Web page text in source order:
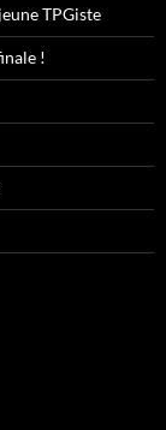
TPGiste
!